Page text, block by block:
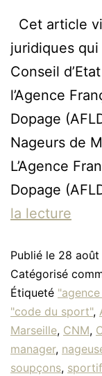
Cet article
juridiques
Conseil
l’Agence
Dopage
Nageurs de
L’Agence
Dopage
la lecture
Publié le 28 août
Catégorisé
Étiqueté
"code du sport",
Marseille, CNM,
manager,
soupçons,